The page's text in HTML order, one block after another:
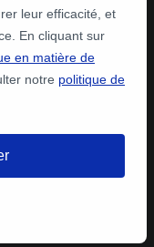
leur efficacité, et
En cliquant sur
en matière de
notre politique de